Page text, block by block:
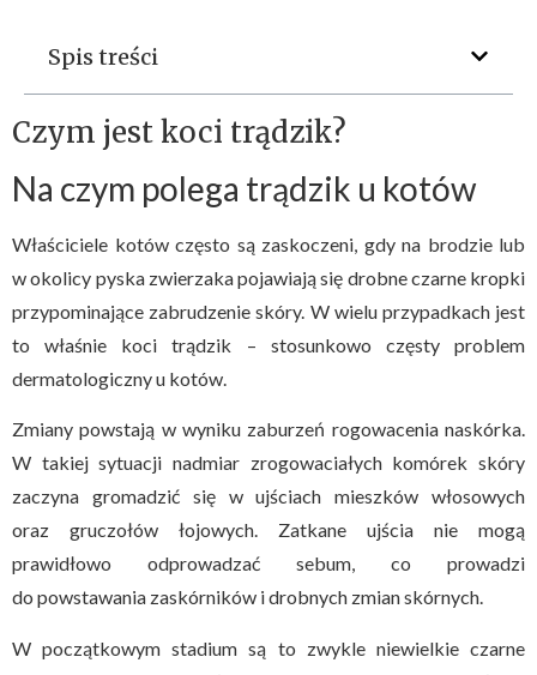
Spis treści
Czym jest koci trądzik?
Na czym polega trądzik u kotów
Właściciele kotów często są zaskoczeni, gdy na brodzie lub
w okolicy pyska zwierzaka pojawiają się drobne czarne kropki
przypominające zabrudzenie skóry. W wielu przypadkach jest
to właśnie koci trądzik – stosunkowo częsty problem
dermatologiczny u kotów.
Zmiany powstają w wyniku zaburzeń rogowacenia naskórka.
W takiej sytuacji nadmiar zrogowaciałych komórek skóry
zaczyna gromadzić się w ujściach mieszków włosowych
oraz gruczołów łojowych. Zatkane ujścia nie mogą
prawidłowo odprowadzać sebum, co prowadzi
do powstawania zaskórników i drobnych zmian skórnych.
W początkowym stadium są to zwykle niewielkie czarne